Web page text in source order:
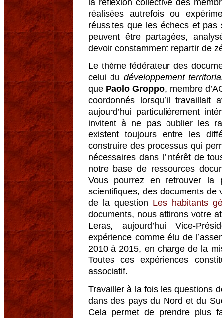
la réflexion collective des
réalisées autrefois ou
réussites que les échecs et pas
peuvent être partagées,
devoir constamment repartir de
Le thème fédérateur des
celui du développement
que Paolo Groppo, membre
coordonnés lorsqu’il
aujourd’hui particulièrement
invitent à ne pas oublier les
existent toujours entre les
construire des processus qui
nécessaires dans l’intérêt de
notre base de ressources
Vous pourrez en retrouver la
scientifiques, des documents de
de la question Les habitants
documents, nous attirons votre
Leras, aujourd’hui Vice-
expérience comme élu de
2010 à 2015, en charge de la
Toutes ces expériences
associatif.
Travailler à la fois les questions
dans des pays du Nord et du
Cela permet de prendre plus